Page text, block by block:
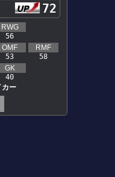
72
RWG
56
OMF
53
RMF
58
GK
40
カー